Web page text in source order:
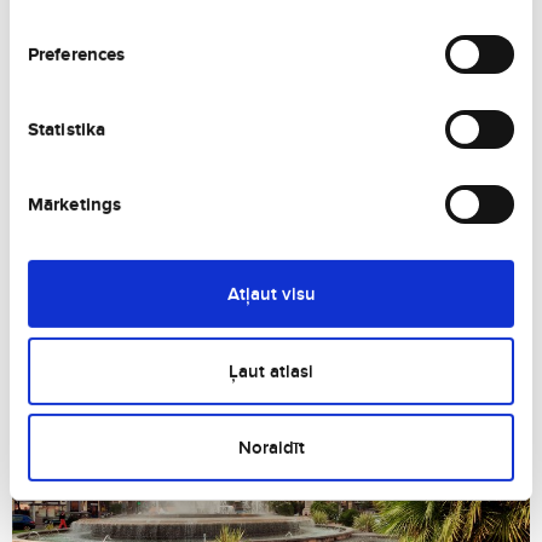
Preferences
Statistika
Mārketings
Atļaut visu
Ļaut atlasi
Noraidīt
Барселона
Ибица